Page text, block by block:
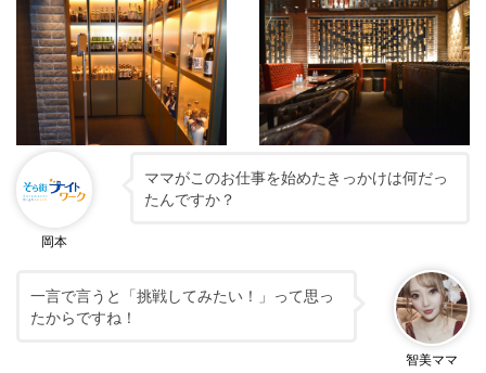
岡本
ママがこのお仕事を始めたきっかけは何だっ
たんですか？
智美ママ
一言で言うと「挑戦してみたい！」って思っ
たからですね！